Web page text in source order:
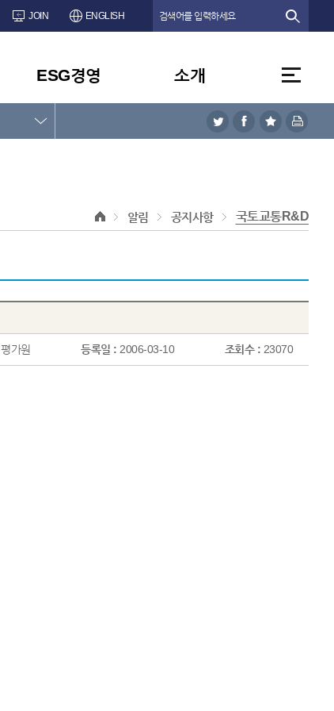
JOIN ENGLISH
ESG경영 소개
알림 공지사항 국토교통R&D
평가원 등록일 : 2006-03-10 조회수 : 23070